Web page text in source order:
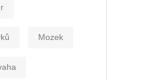
Mozek